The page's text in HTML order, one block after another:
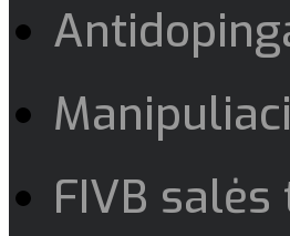
FIVB